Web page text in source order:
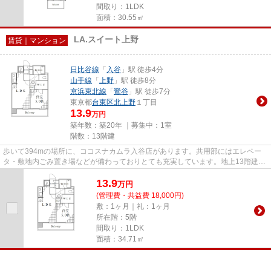
間取り：1LDK
面積：30.55㎡
賃貸｜マンション LA.スイート上野
日比谷線 「 入谷 」駅 徒歩4分
山手線 「 上野 」駅 徒歩8分
京浜東北線 「 鶯谷 」駅 徒歩7分
東京都台東区北上野 １丁目
13.9万円
築年数：築20年 ｜募集中： 1室
階数：13階建
歩いて394mの場所に、ココスナカムラ入谷店があります。共用部にはエレベー
タ・敷地内ごみ置き場などが備わっておりとても充実しています。地上13階建て
の物件です。こちらはマンショ...
13.9万円
(管理費・共益費 18,000円)
敷：1ヶ月｜礼：1ヶ月
所在階：5階
間取り：1LDK
面積：34.71㎡